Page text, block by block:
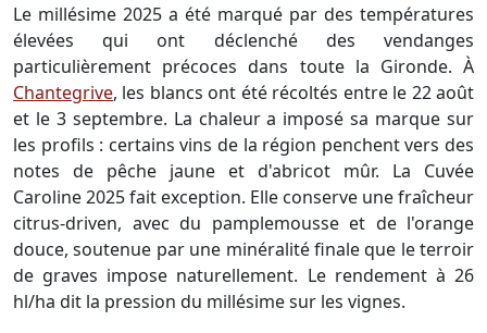
Le millésime 2025 a été marqué par des températures
élevées qui ont déclenché des vendanges
particulièrement précoces dans toute la Gironde. À
Chantegrive, les blancs ont été récoltés entre le 22 août
et le 3 septembre. La chaleur a imposé sa marque sur
les profils : certains vins de la région penchent vers des
notes de pêche jaune et d'abricot mûr. La Cuvée
Caroline 2025 fait exception. Elle conserve une fraîcheur
citrus-driven, avec du pamplemousse et de l'orange
douce, soutenue par une minéralité finale que le terroir
de graves impose naturellement. Le rendement à 26
hl/ha dit la pression du millésime sur les vignes.